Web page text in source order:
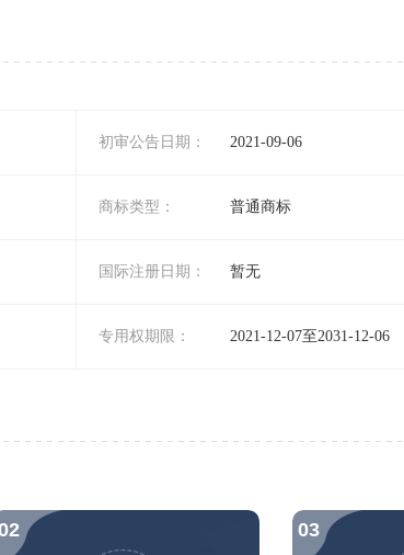
初审公告日期： 2021-09-06
商标类型： 普通商标
国际注册日期： 暂无
专用权期限： 2021-12-07至2031-12-06